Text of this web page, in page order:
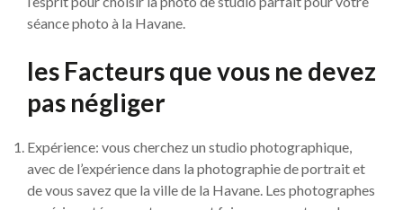
séance photo à la Havane.
les Facteurs que vous ne devez
pas négliger
Expérience: vous cherchez un studio photographique,
avec de l’expérience dans la photographie de portrait et
de vous savez que la ville de la Havane. Les photographes